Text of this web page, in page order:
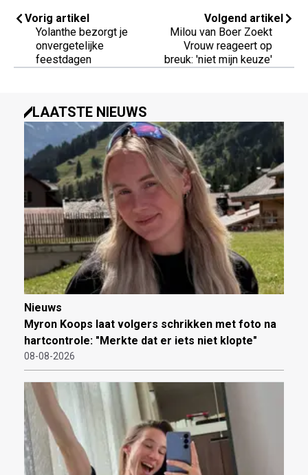
Vorig artikel
Yolanthe bezorgt je
onvergetelijke
feestdagen
Volgend artikel
Milou van Boer Zoekt
Vrouw reageert op
breuk: 'niet mijn keuze'
LAATSTE NIEUWS
Nieuws
Myron Koops laat volgers schrikken met foto na
hartcontrole: "Merkte dat er iets niet klopte"
08-08-2026